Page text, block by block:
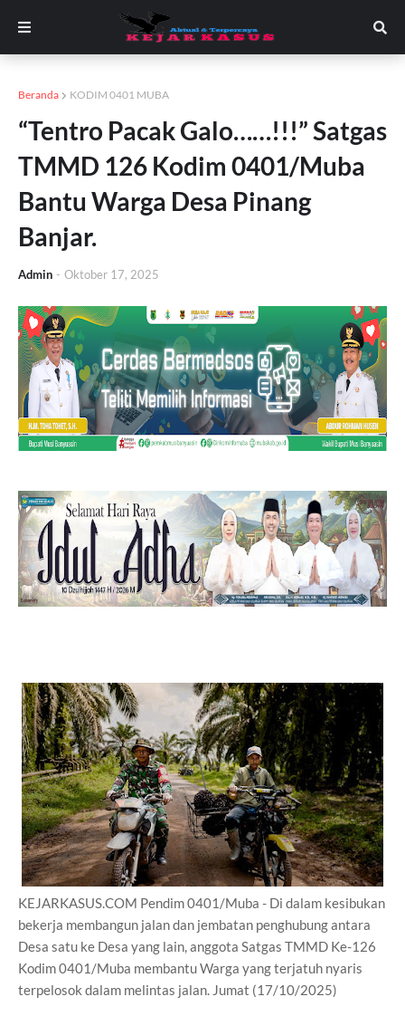
Beranda KODIM 0401 MUBA
“Tentro Pacak Galo……!!!” Satgas
TMMD 126 Kodim 0401/Muba
Bantu Warga Desa Pinang
Banjar.
Admin - Oktober 17, 2025
KEJARKASUS.COM Pendim 0401/Muba - Di dalam kesibukan
bekerja membangun jalan dan jembatan penghubung antara
Desa satu ke Desa yang lain, anggota Satgas TMMD Ke-126
Kodim 0401/Muba membantu Warga yang terjatuh nyaris
terpelosok dalam melintas jalan. Jumat (17/10/2025)